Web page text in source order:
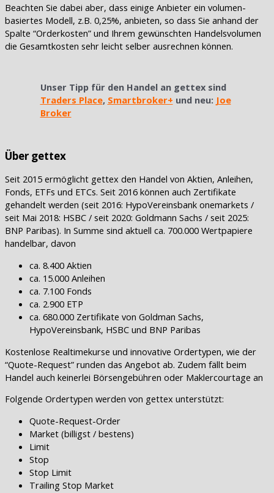
Beachten Sie dabei aber, dass einige Anbieter ein volumen-
basiertes Modell, z.B. 0,25%, anbieten, so dass Sie anhand der
Spalte “Orderkosten” und Ihrem gewünschten Handelsvolumen
die Gesamtkosten sehr leicht selber ausrechnen können.
Unser Tipp für den Handel an gettex sind
Traders Place, Smartbroker+ und neu: Joe
Broker
Über gettex
Seit 2015 ermöglicht gettex den Handel von Aktien, Anleihen,
Fonds, ETFs und ETCs. Seit 2016 können auch Zertifikate
gehandelt werden (seit 2016: HypoVereinsbank onemarkets /
seit Mai 2018: HSBC / seit 2020: Goldmann Sachs / seit 2025:
BNP Paribas). In Summe sind aktuell ca. 700.000 Wertpapiere
handelbar, davon
ca. 8.400 Aktien
ca. 15.000 Anleihen
ca. 7.100 Fonds
ca. 2.900 ETP
ca. 680.000 Zertifikate von Goldman Sachs,
HypoVereinsbank, HSBC und BNP Paribas
Kostenlose Realtimekurse und innovative Ordertypen, wie der
“Quote-Request” runden das Angebot ab. Zudem fällt beim
Handel auch keinerlei Börsengebühren oder Maklercourtage an
Folgende Ordertypen werden von gettex unterstützt:
Quote-Request-Order
Market (billigst / bestens)
Limit
Stop
Stop Limit
Trailing Stop Market